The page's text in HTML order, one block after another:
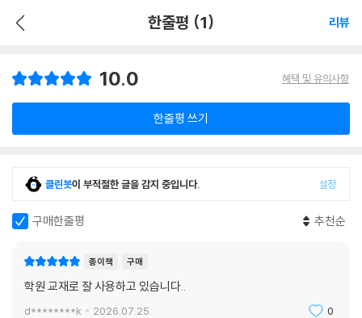
한줄평 (1) 리뷰
10.0 혜택 및 유의사항
한줄평 쓰기
클린봇이 부적절한 글을 감지 중입니다. 설정
구매한줄평 추천순
종이책 구매
학원 교재로 잘 사용하고 있습니다..
d********k 2026.07.25. 0